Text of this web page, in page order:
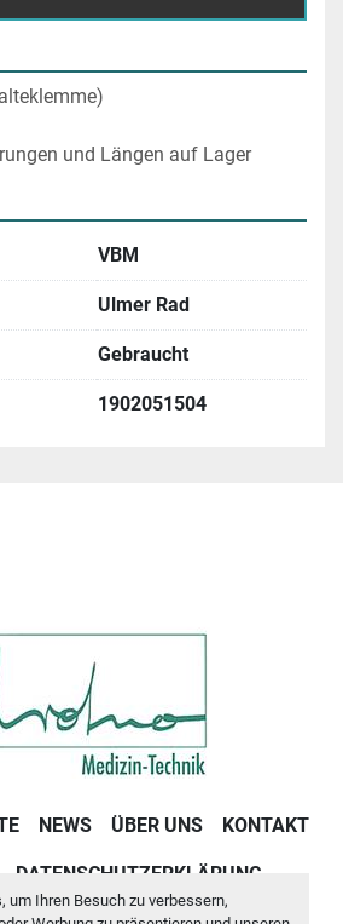
um Ihren Besuch zu verbessern,
und Längen auf Lager
VBM
Ulmer Rad
Gebraucht
1902051504
NEWS ÜBER UNS KONTAKT
DATENSCHUTZERKLÄRUNG